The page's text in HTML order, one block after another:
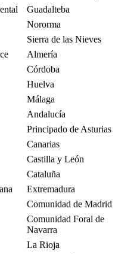
Guadalteba
Nororma
Sierra de las Nieves
Almería
Córdoba
Huelva
Málaga
Andalucía
Principado de Asturias
Canarias
Castilla y León
Cataluña
Extremadura
Comunidad de Madrid
Comunidad Foral de
Navarra
La Rioja